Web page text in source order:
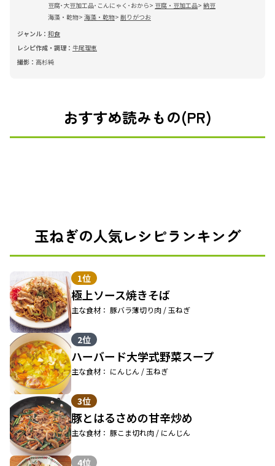
豆腐･大豆加工品･こんにゃく･おから
豆腐・豆加工品 納豆
海藻・乾物 海藻・乾物 削りがつお
ジャンル： 和食
レシピ作成・調理： 牛尾理恵
撮影： 高杉純
おすすめ読みもの(PR)
玉ねぎの人気レシピランキング
1位
極上ソース焼きそば
主な食材： 豚バラ薄切り肉 / 玉ねぎ
2位
ハーバード大学式野菜スープ
主な食材： にんじん / 玉ねぎ
3位
豚とはるさめの甘辛炒め
主な食材： 豚こま切れ肉 / にんじん
4位